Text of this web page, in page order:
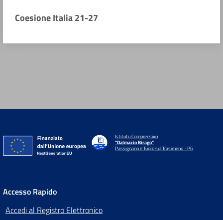
Coesione Italia 21-27
Istituto Comprensivo
"Dalmazio Birago"
Passignano e Tuoro sul Trasimeno - PG
Accesso Rapido
Accedi al Registro Elettronico